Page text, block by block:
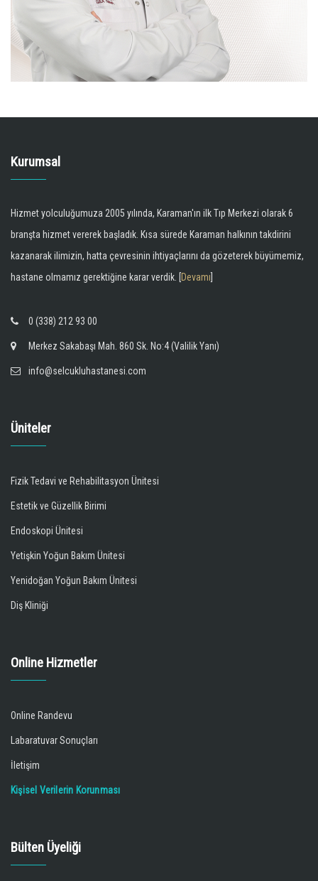
Kurumsal
Hizmet yolculuğumuza 2005 yılında, Karaman'ın ilk Tıp Merkezi olarak 6
branşta hizmet vererek başladık. Kısa sürede Karaman halkının takdirini
kazanarak ilimizin, hatta çevresinin ihtiyaçlarını da gözeterek büyümemiz,
hastane olmamız gerektiğine karar verdik. [Devamı
0 (338) 212 93 00
Merkez Sakabaşı Mah. 860 Sk. No:4 (Valilik Yanı)
info@selcukluhastanesi.com
Üniteler
Fizik Tedavi ve Rehabilitasyon Ünitesi
Estetik ve Güzellik Birimi
Endoskopi Ünitesi
Yetişkin Yoğun Bakım Ünitesi
Yenidoğan Yoğun Bakım Ünitesi
Diş Kliniği
Online Hizmetler
Online Randevu
Labaratuvar Sonuçları
İletişim
Kişisel Verilerin Korunması
Bülten Üyeliği